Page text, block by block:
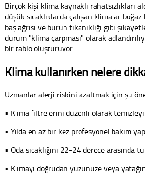
Birçok kişi klima kaynaklı rahatsızlıkları
düşük sıcaklıklarda çalışan klimalar boğaz
baş ağrısı ve burun tıkanıklığı gibi
durum "klima çarpması" olarak
bir tablo oluşturuyor.
Klima kullanırken nelere
Uzmanlar alerji riskini azaltmak için şu
• Klima filtrelerini düzenli olarak
• Yılda en az bir kez profesyonel bakım
• Oda sıcaklığını 22-24 derece arasında
• Klimayı doğrudan yüzünüze veya